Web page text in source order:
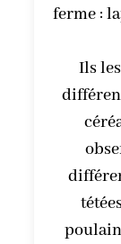
ferme :
Ils